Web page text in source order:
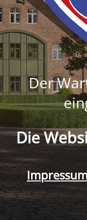
Der
Die